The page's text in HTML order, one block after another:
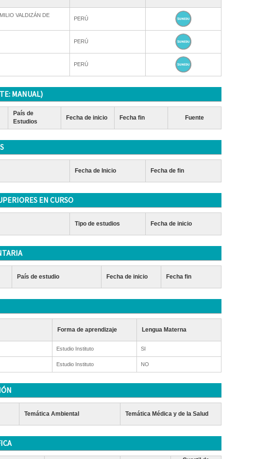
VALDIZÁN DE
PERÚ
PERÚ
PERÚ
MANUAL)
País de
Estudios
Fecha de inicio Fecha fin Fuente
Fecha de Inicio Fecha de fin
EN CURSO
Tipo de estudios Fecha de inicio
País de estudio Fecha de inicio Fecha fin
Forma de aprendizaje Lengua Materna
Estudio Instituto SI
Estudio Instituto NO
Temática Ambiental Temática Médica y de la Salud